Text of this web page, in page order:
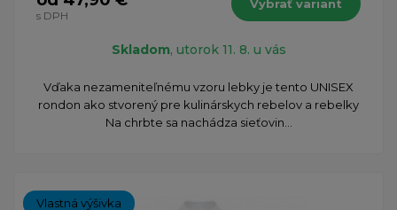
s DPH
Vybrať variant
Skladom, utorok 11. 8. u vás
​Vďaka nezameniteľnému vzoru lebky je tento UNISEX
rondon ako stvorený pre kulinárskych rebelov a rebelky
Na chrbte sa nachádza sieťovin...
Vlastná výšivka